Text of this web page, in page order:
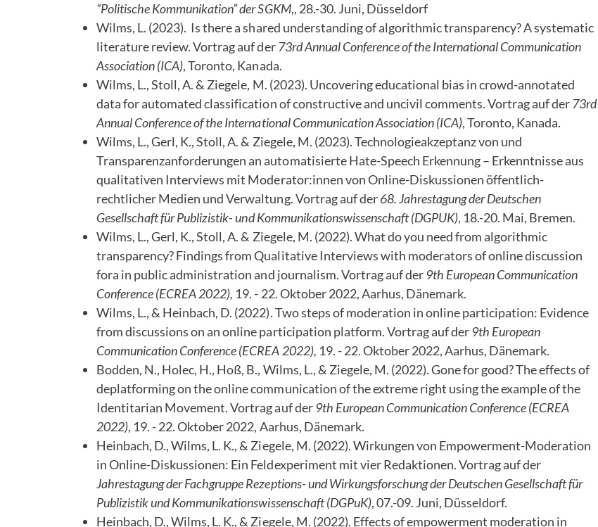
“Politische Kommunikation” der SGKM,, 28.-30. Juni, Düsseldorf
Wilms, L. (2023). Is there a shared understanding of algorithmic transparency? A systematic
literature review. Vortrag auf der 73rd Annual Conference of the International Communication
Association (ICA), Toronto, Kanada.
Wilms, L., Stoll, A. & Ziegele, M. (2023). Uncovering educational bias in crowd-annotated
data for automated classification of constructive and uncivil comments. Vortrag auf der 73rd
Annual Conference of the International Communication Association (ICA), Toronto, Kanada.
Wilms, L., Gerl, K., Stoll, A. & Ziegele, M. (2023). Technologieakzeptanz von und
Transparenzanforderungen an automatisierte Hate-Speech Erkennung – Erkenntnisse aus
qualitativen Interviews mit Moderator:innen von Online-Diskussionen öffentlich-
rechtlicher Medien und Verwaltung. Vortrag auf der68. Jahrestagung der Deutschen
Gesellschaft für Publizistik- und Kommunikationswissenschaft (DGPUK), 18.-20. Mai, Bremen.
Wilms, L., Gerl, K., Stoll, A. & Ziegele, M. (2022). What do you need from algorithmic
transparency? Findings from Qualitative Interviews with moderators of online discussion
fora in public administration and journalism. Vortrag auf der 9th European Communication
Conference (ECREA 2022), 19. - 22. Oktober 2022, Aarhus, Dänemark.
Wilms, L., & Heinbach, D. (2022). Two steps of moderation in online participation: Evidence
from discussions on an online participation platform. Vortrag auf der 9th European
Communication Conference (ECREA 2022), 19. - 22. Oktober 2022, Aarhus, Dänemark.
Bodden, N., Holec, H., Hoß, B., Wilms, L., & Ziegele, M. (2022). Gone for good? The effects of
deplatforming on the online communication of the extreme right using the example of the
Identitarian Movement. Vortrag auf der 9th European Communication Conference (ECREA
2022), 19. - 22. Oktober 2022, Aarhus, Dänemark.
Heinbach, D., Wilms, L. K., & Ziegele, M. (2022). Wirkungen von Empowerment-Moderation
in Online-Diskussionen: Ein Feldexperiment mit vier Redaktionen. Vortrag auf der
Jahrestagung der Fachgruppe Rezeptions- und Wirkungsforschung der Deutschen Gesellschaft für
Publizistik und Kommunikationswissenschaft (DGPuK), 07.-09. Juni, Düsseldorf.
Heinbach, D., Wilms, L. K., & Ziegele, M. (2022). Effects of empowerment moderation in